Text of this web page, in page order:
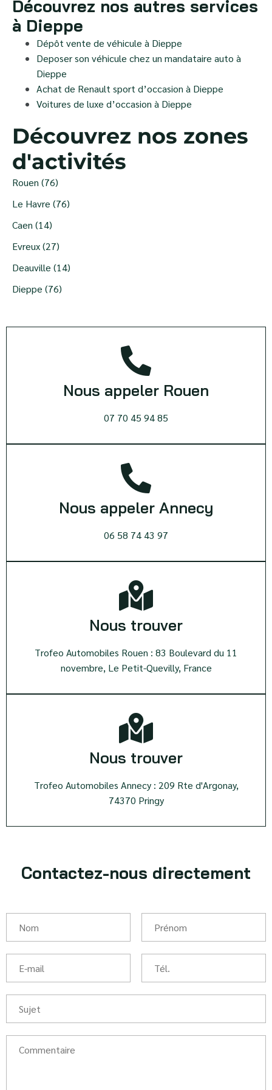
Découvrez nos autres services
à Dieppe
Dépôt vente de véhicule à Dieppe
Deposer son véhicule chez un mandataire auto à
Dieppe
Achat de Renault sport d’occasion à Dieppe
Voitures de luxe d’occasion à Dieppe
Découvrez nos zones
d'activités
Rouen (76)
Le Havre (76)
Caen (14)
Evreux (27)
Deauville (14)
Dieppe (76)
Nous appeler Rouen
07 70 45 94 85
Nous appeler Annecy
06 58 74 43 97
Nous trouver
Trofeo Automobiles Rouen : 83 Boulevard du 11
novembre, Le Petit-Quevilly, France
Nous trouver
Trofeo Automobiles Annecy : 209 Rte d'Argonay,
74370 Pringy
Contactez-nous directement